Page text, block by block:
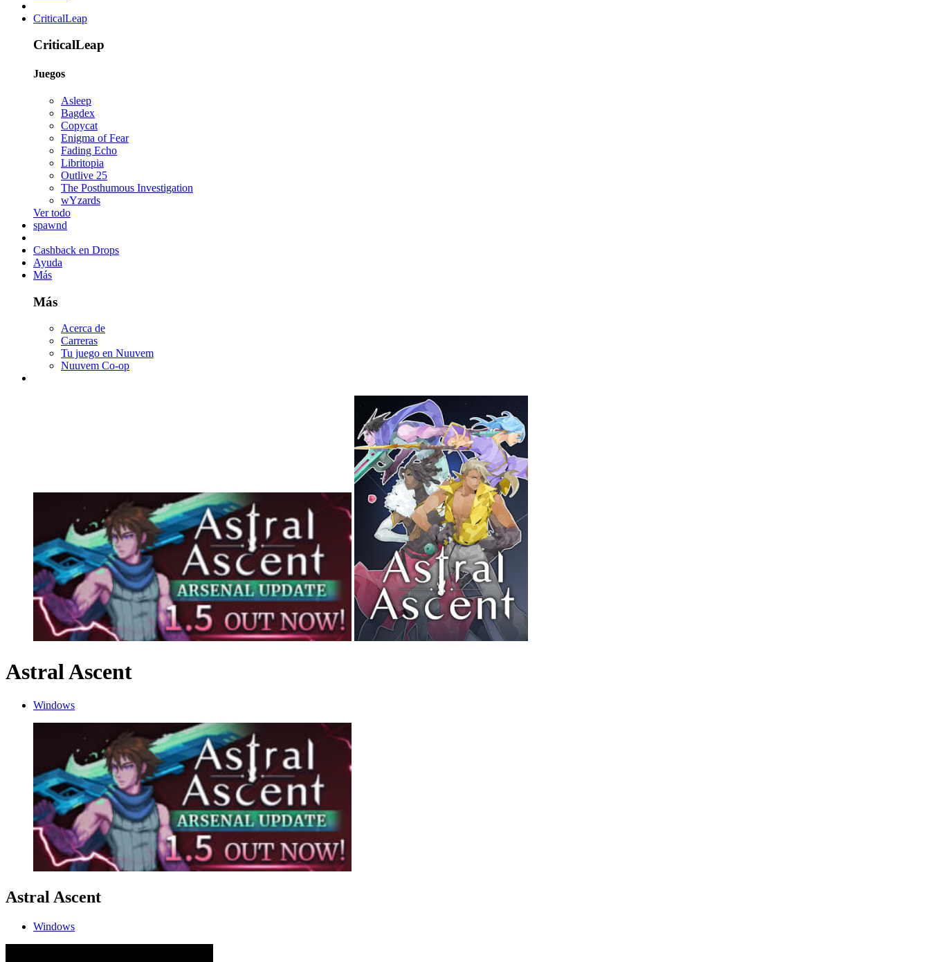
CriticalLeap
CriticalLeap
Juegos
Asleep
Bagdex
Copycat
Enigma of Fear
Fading Echo
Libritopia
Outlive 25
The Posthumous Investigation
wYzards
Ver todo
spawnd
Cashback en Drops
Ayuda
Más
Más
Acerca de
Carreras
Tu juego en Nuuvem
Nuuvem Co-op
Astral Ascent
Windows
Astral Ascent
Windows